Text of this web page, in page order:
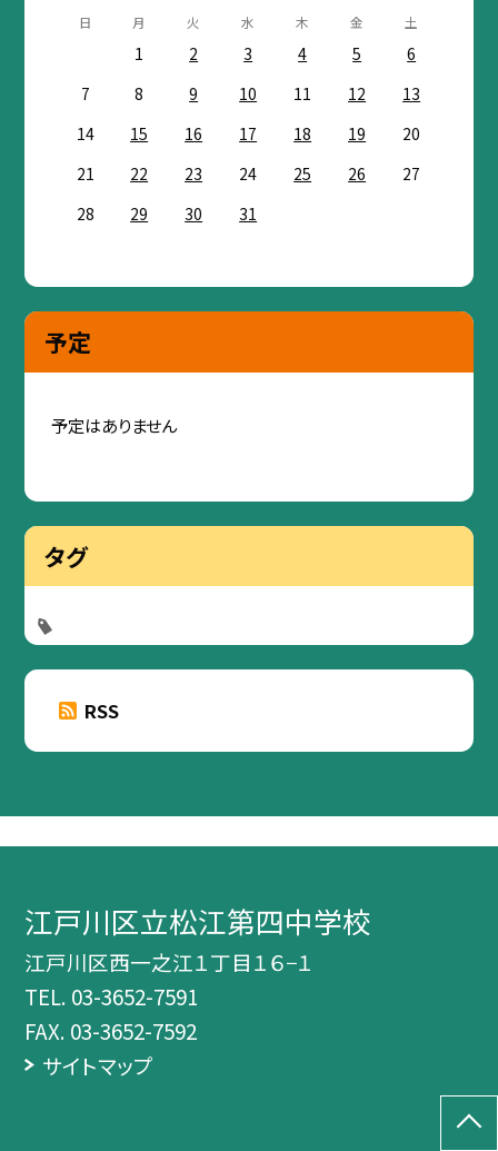
日 月 火 水 木 金 土
1 2 3 4 5
6
7
8 9 10 11 12
13
14
15 16 17 18 19
20
21
22 23 24 25 26
27
28
29 30 31
予定
予定はありません
タグ
RSS
江戸川区立松江第四中学校
江戸川区西一之江１丁目１６−１
TEL. 03-3652-7591
FAX. 03-3652-7592
サイトマップ